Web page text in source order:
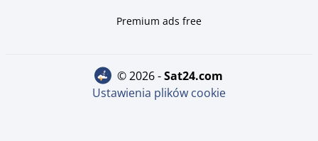
Premium ads free
© 2026 - sat24.com
Ustawienia plików cookie